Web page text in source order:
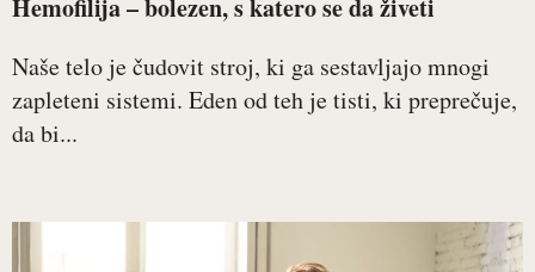
Hemofilija – bolezen, s katero se da živeti
Naše telo je čudovit stroj, ki ga sestavljajo mnogi
zapleteni sistemi. Eden od teh je tisti, ki preprečuje,
da bi...